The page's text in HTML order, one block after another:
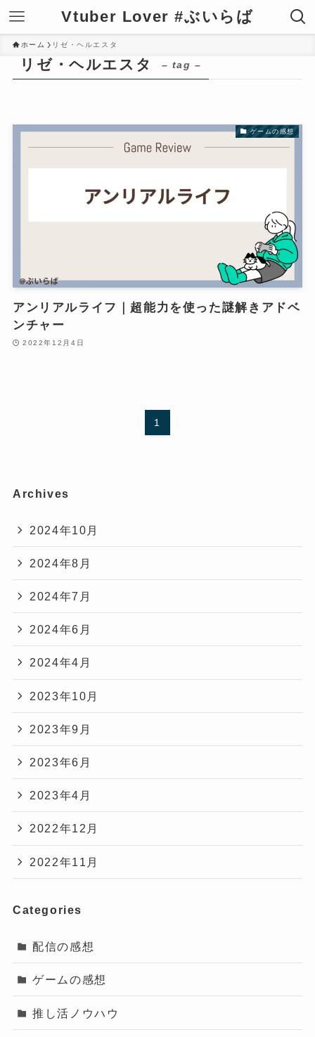
Vtuber Lover #ぶいらば
ホーム リゼ・ヘルエスタ
リゼ・ヘルエスタ – tag –
ゲームの感想
アンリアルライフ｜超能力を使った謎解きアドベ
ンチャー
2022年12月4日
1
Archives
2024年10月
2024年8月
2024年7月
2024年6月
2024年4月
2023年10月
2023年9月
2023年6月
2023年4月
2022年12月
2022年11月
Categories
配信の感想
ゲームの感想
推し活ノウハウ